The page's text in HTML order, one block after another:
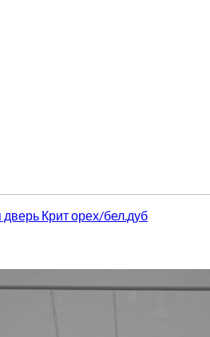
Крит орех/бел.дуб